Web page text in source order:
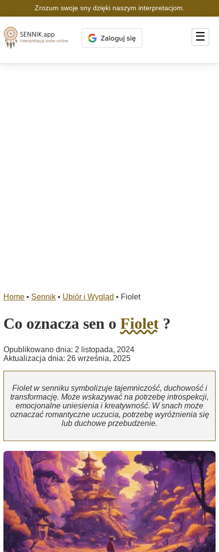
Zrozum swoje sny dzięki naszym interpretacjom.
☰
Home • Sennik • Ubiór i Wygląd • Fiolet
Co oznacza sen o Fiolet ?
Opublikowano dnia: 2 listopada, 2024
Aktualizacja dnia: 26 września, 2025
Fiolet w senniku symbolizuje tajemniczość, duchowość i
transformację. Może wskazywać na potrzebę introspekcji,
emocjonalne uniesienia i kreatywność. W snach może
oznaczać romantyczne uczucia, potrzebę wyróżnienia się
lub duchowe przebudzenie.